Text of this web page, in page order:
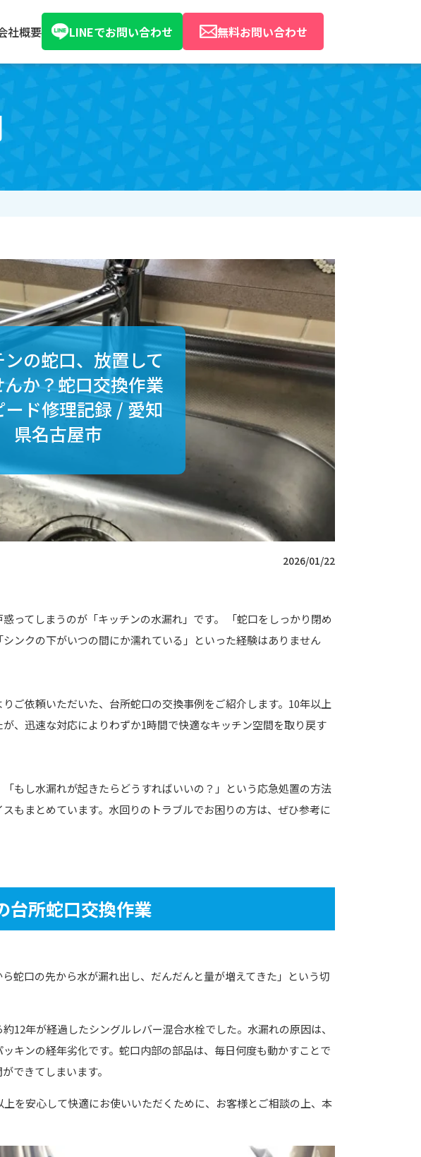
社概要 LINEでお問い合わせ 無料お問い合わせ
ンの蛇口、放置して
か？蛇口交換作業
ード修理記録 / 愛知
県名古屋市
2026/01/22
ってしまうのが「キッチンの水漏れ」です。 「蛇口をしっかり閉め
ンクの下がいつの間にか濡れている」といった経験はありません
ご依頼いただいた、台所蛇口の交換事例をご紹介します。10年以上
、迅速な対応によりわずか1時間で快適なキッチン空間を取り戻す
もし水漏れが起きたらどうすればいいの？」という応急処置の方法
もまとめています。水回りのトラブルでお困りの方は、ぜひ参考に
台所蛇口交換作業
蛇口の先から水が漏れ出し、だんだんと量が増えてきた」という切
12年が経過したシングルレバー混合水栓でした。水漏れの原因は、
キンの経年劣化です。蛇口内部の部品は、毎日何度も動かすことで
できてしまいます。
を安心して快適にお使いいただくために、お客様とご相談の上、本